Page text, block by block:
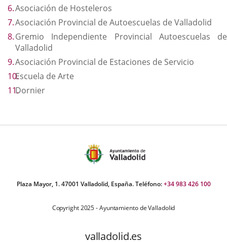
Asociación de Hosteleros
Asociación Provincial de Autoescuelas de Valladolid
Gremio Independiente Provincial Autoescuelas de
Valladolid
Asociación Provincial de Estaciones de Servicio
Escuela de Arte
Dornier
Plaza Mayor, 1. 47001 Valladolid, España. Teléfono:+34 983 426 100
Copyright 2025 - Ayuntamiento de Valladolid
valladolid.es